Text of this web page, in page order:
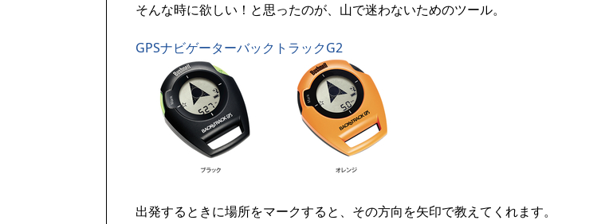
そんな時に欲しい！と思ったのが、山で迷わないためのツール。
GPSナビゲーターバックトラックG2
出発するときに場所をマークすると、その方向を矢印で教えてくれます。